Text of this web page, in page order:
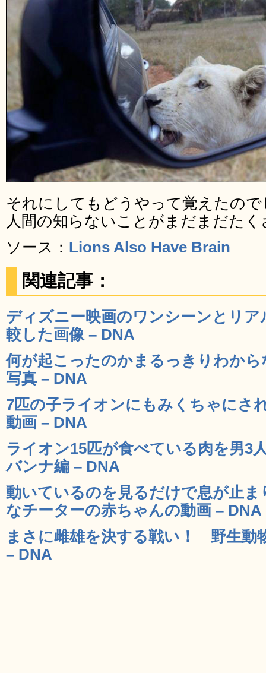
それにしてもどうやって覚えたの
人間の知らないことがまだまだた
ソース： Lions Also Have Brain
関連記事：
ディズニー映画のワンシーンとリア
較した画像 – DNA
何が起こったのかまるっきりわか
写真 – DNA
7匹の子ライオンにもみくちゃにさ
動画 – DNA
ライオン15匹が食べている肉を男3
バンナ編 – DNA
動いているのを見るだけで息が止
なチーターの赤ちゃんの動画 – DNA
まさに雌雄を決する戦い！ 野生動
– DNA